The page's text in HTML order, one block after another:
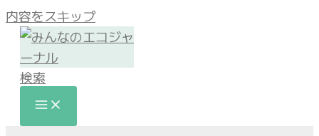
内容をスキップ
検索